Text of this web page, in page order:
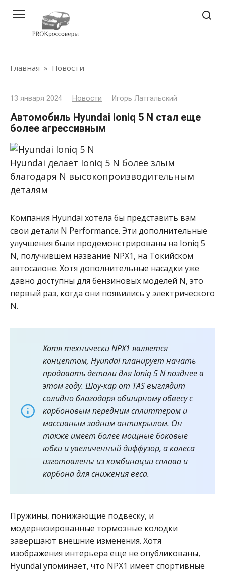
контенту
Главная » Новости
13 января 2024 Новости Игорь Латгальский
Автомобиль Hyundai Ioniq 5 N стал еще
более агрессивным
Hyundai делает Ioniq 5 N более злым
благодаря N высокопроизводительным
деталям
Компания Hyundai хотела бы представить вам
свои детали N Performance. Эти дополнительные
улучшения были продемонстрированы на Ioniq 5
N, получившем название NPX1, на Токийском
автосалоне. Хотя дополнительные насадки уже
давно доступны для бензиновых моделей N, это
первый раз, когда они появились у электрического
N.
Хотя технически NPX1 является
концептом, Hyundai планирует начать
продавать детали для Ioniq 5 N позднее в
этом году. Шоу-кар от TAS выглядит
солидно благодаря обширному обвесу с
карбоновым передним сплиттером и
массивным задним антикрылом. Он
также имеет более мощные боковые
юбки и увеличенный диффузор, а колеса
изготовлены из комбинации сплава и
карбона для снижения веса.
Пружины, понижающие подвеску, и
модернизированные тормозные колодки
завершают внешние изменения. Хотя
изображения интерьера еще не опубликованы,
Hyundai упоминает, что NPX1 имеет спортивные